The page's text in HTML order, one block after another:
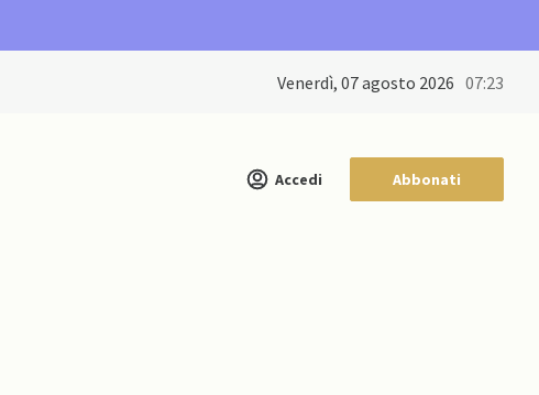
venerdì, 07 agosto 2026 07:23
Accedi Abbonati